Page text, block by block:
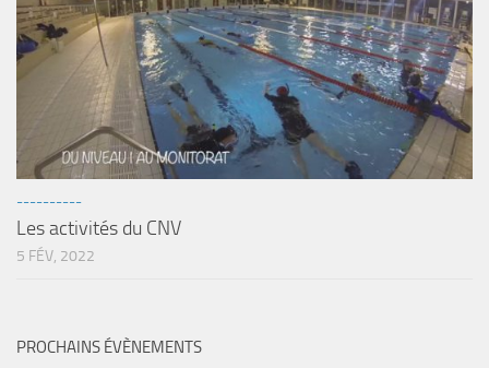
NAGE
NAP / NEV
Agenda
Les Palmes du Lac
Résultats Compétitions
Section Matériel
----------
Les activités du CNV
5 FÉV, 2022
PROCHAINS ÉVÈNEMENTS